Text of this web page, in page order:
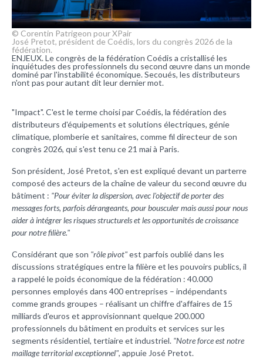
© Corentin Patrigeon pour XPair
José Pretot, président de Coédis, lors du congrès 2026 de la
fédération.
ENJEUX. Le congrès de la fédération Coédis a cristallisé les
inquiétudes des professionnels du second œuvre dans un monde
dominé par l'instabilité économique. Secoués, les distributeurs
n'ont pas pour autant dit leur dernier mot.
"Impact". C'est le terme choisi par Coédis, la fédération des
distributeurs d'équipements et solutions électriques, génie
climatique, plomberie et sanitaires, comme fil directeur de son
congrès 2026, qui s'est tenu ce 21 mai à Paris.
Son président, José Pretot, s'en est expliqué devant un parterre
composé des acteurs de la chaîne de valeur du second œuvre du
bâtiment : "Pour éviter la dispersion, avec l'objectif de porter des
messages forts, parfois dérangeants, pour bousculer mais aussi pour nous
aider à intégrer les risques structurels et les opportunités de croissance
pour notre filière."
Considérant que son "rôle pivot"est parfois oublié dans les
discussions stratégiques entre la filière et les pouvoirs publics, il
a rappelé le poids économique de la fédération : 40.000
personnes employés dans 400 entreprises – indépendants
comme grands groupes – réalisant un chiffre d'affaires de 15
milliards d'euros et approvisionnant quelque 200.000
professionnels du bâtiment en produits et services sur les
segments résidentiel, tertiaire et industriel. "Notre force est notre
maillage territorial exceptionnel", appuie José Pretot.